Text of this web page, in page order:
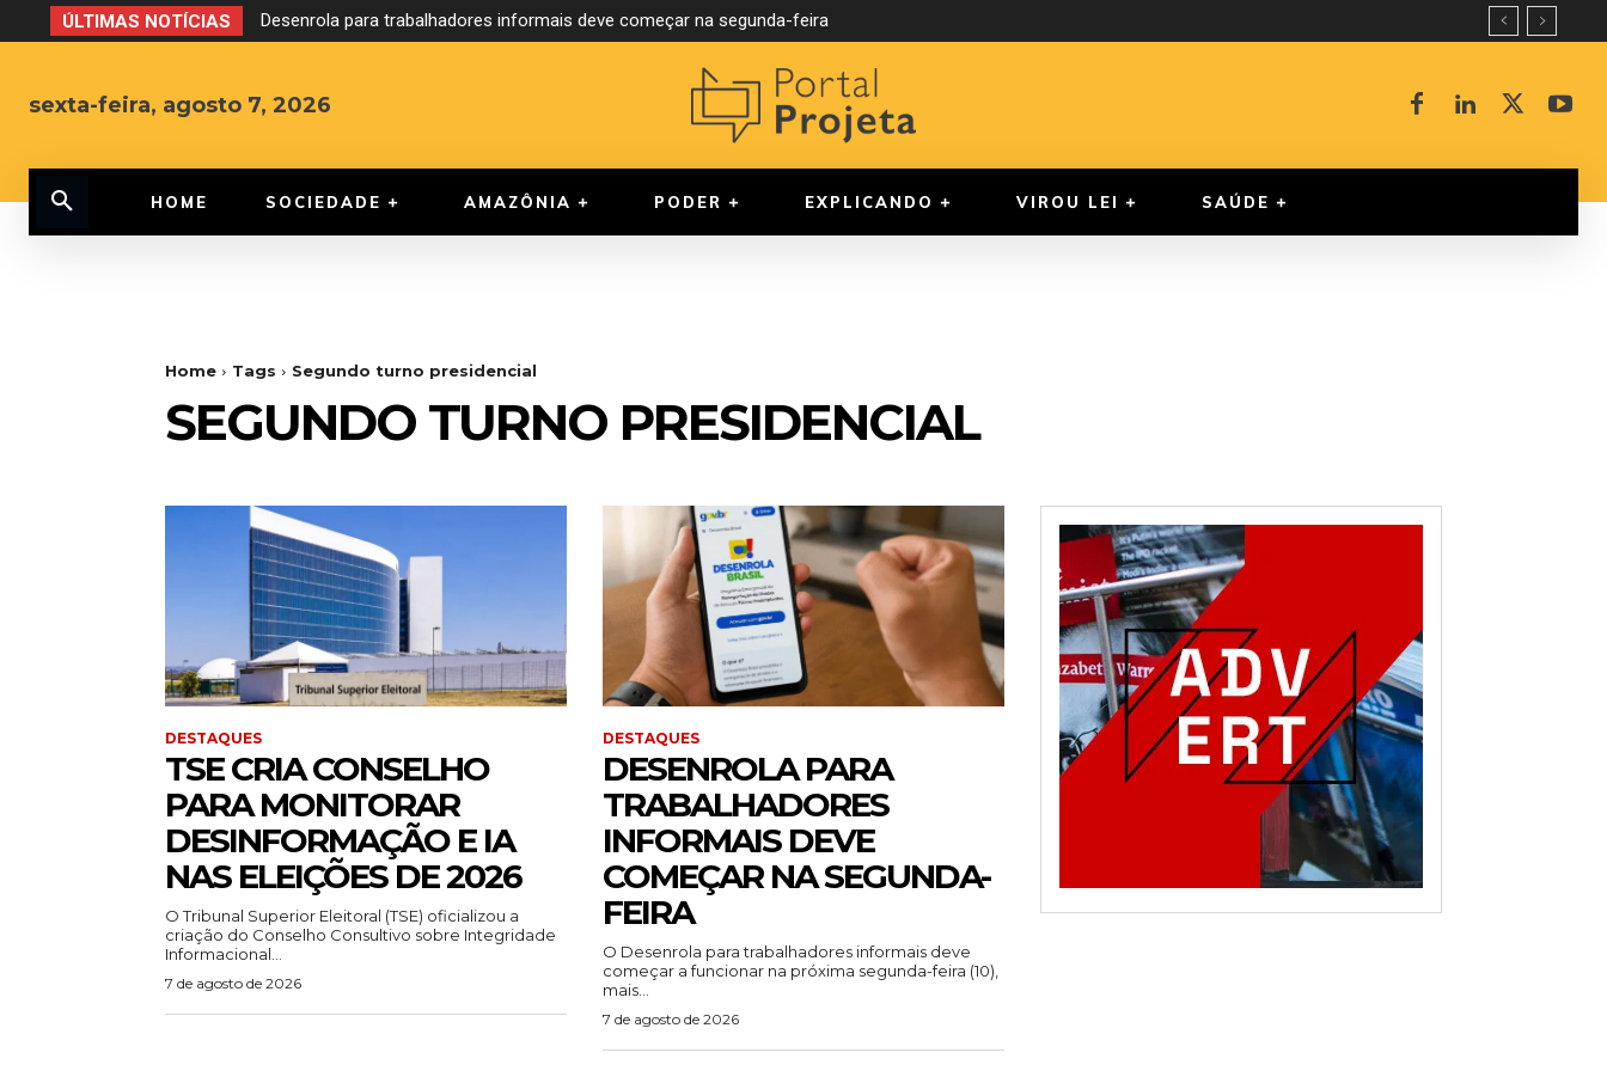
ÚLTIMAS NOTÍCIAS Desenrola para trabalhadores informais deve começar na segunda-feira
sexta-feira, agosto 7, 2026
HOME SOCIEDADE AMAZÔNIA PODER EXPLICANDO VIROU LEI SAÚDE
Home Tags Segundo turno presidencial
SEGUNDO TURNO PRESIDENCIAL
DESTAQUES
TSE CRIA CONSELHO
PARA MONITORAR
DESINFORMAÇÃO E IA
NAS ELEIÇÕES DE 2026
O Tribunal Superior Eleitoral (TSE) oficializou a
criação do Conselho Consultivo sobre Integridade
Informacional...
7 de agosto de 2026
DESTAQUES
DESENROLA PARA
TRABALHADORES
INFORMAIS DEVE
COMEÇAR NA SEGUNDA-
FEIRA
O Desenrola para trabalhadores informais deve
começar a funcionar na próxima segunda-feira (10),
mais...
7 de agosto de 2026